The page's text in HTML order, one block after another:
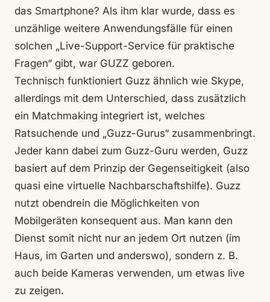
das Smartphone? Als ihm klar wurde, dass es
unzählige weitere Anwendungsfälle für einen
solchen „Live-Support-Service für praktische
Fragen“ gibt, war GUZZ geboren.
Technisch funktioniert Guzz ähnlich wie Skype,
allerdings mit dem Unterschied, dass zusätzlich
ein Matchmaking integriert ist, welches
Ratsuchende und „Guzz-Gurus“ zusammenbringt.
Jeder kann dabei zum Guzz-Guru werden, Guzz
basiert auf dem Prinzip der Gegenseitigkeit (also
quasi eine virtuelle Nachbarschaftshilfe). Guzz
nutzt obendrein die Möglichkeiten von
Mobilgeräten konsequent aus. Man kann den
Dienst somit nicht nur an jedem Ort nutzen (im
Haus, im Garten und anderswo), sondern z. B.
auch beide Kameras verwenden, um etwas live
zu zeigen.